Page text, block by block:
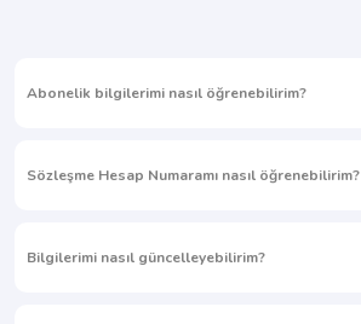
Abonelik bilgilerimi nasıl öğrenebilirim?
Sözleşme Hesap Numaramı nasıl öğrenebilirim?
Bilgilerimi nasıl güncelleyebilirim?